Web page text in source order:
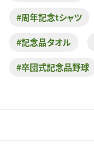
#周年記念tシャツ
#記念品タオル
#卒団式記念品野球